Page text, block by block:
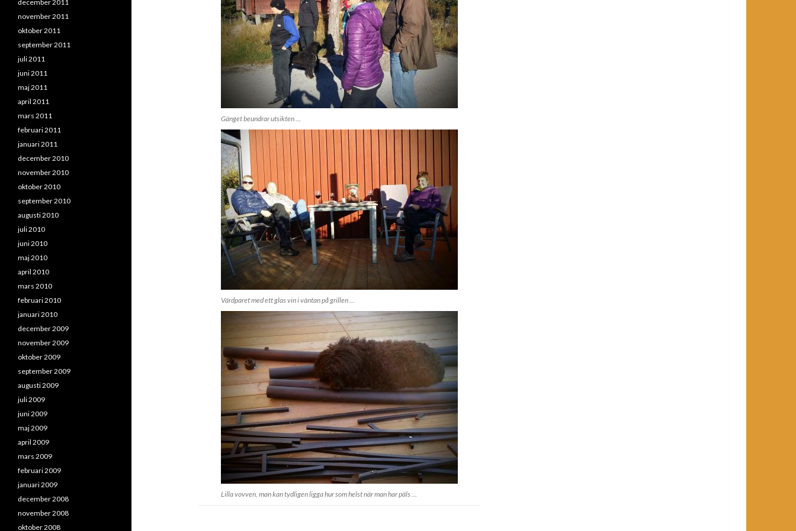
Gänget beundrar utsikten …
Värdparet med ett glas vin i väntan på grillen …
Lilla vovven, man kan tydligen ligga hur som helst när man har päls …
december 2011
november 2011
oktober 2011
september 2011
juli 2011
juni 2011
maj 2011
april 2011
mars 2011
februari 2011
januari 2011
december 2010
november 2010
oktober 2010
september 2010
augusti 2010
juli 2010
juni 2010
maj 2010
april 2010
mars 2010
februari 2010
januari 2010
december 2009
november 2009
oktober 2009
september 2009
augusti 2009
juli 2009
juni 2009
maj 2009
april 2009
mars 2009
februari 2009
januari 2009
december 2008
november 2008
oktober 2008